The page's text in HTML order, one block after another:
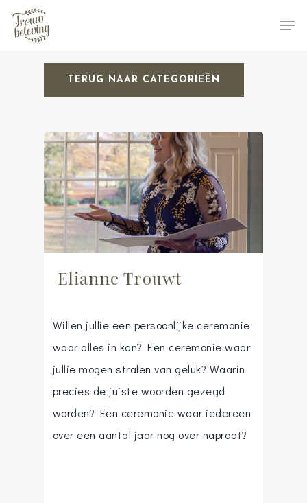
Hit enter to search or ESC to close
TERUG NAAR CATEGORIEËN
Elianne Trouwt
Willen jullie een persoonlijke ceremonie
waar alles in kan? Een ceremonie waar
jullie mogen stralen van geluk? Waarin
precies de juiste woorden gezegd
worden? Een ceremonie waar iedereen
over een aantal jaar nog over napraat?